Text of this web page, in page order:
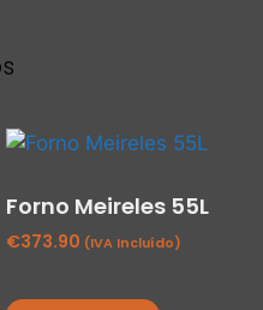
Forno Meireles 55L
€373.90 (IVA Incluído)